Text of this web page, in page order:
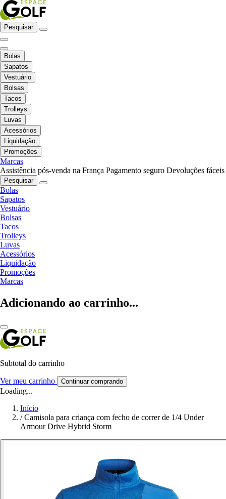
Pesquisar
Bolas
Sapatos
Vestuário
Bolsas
Tacos
Trolleys
Luvas
Acessórios
Liquidação
Promoções
Marcas
Assistência pós-venda na França Pagamento seguro Devoluções fáceis
Pesquisar
Bolas
Sapatos
Vestuário
Bolsas
Tacos
Trolleys
Luvas
Acessórios
Liquidação
Promoções
Marcas
Adicionando ao carrinho...
Subtotal do carrinho
Ver meu carrinho Continuar comprando
Loading...
Início
/ Camisola para criança com fecho de correr de 1/4 Under
Armour Drive Hybrid Storm